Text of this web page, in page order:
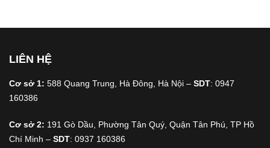
LIÊN HỆ
Cơ sở 1: 588 Quang Trung, Hà Đông, Hà Nội – SDT: 0947
160386
Cơ sở 2: 191 Gò Dầu, Phường Tân Quý, Quận Tân Phú, TP Hồ
Chí Minh – SDT: 0937 160386